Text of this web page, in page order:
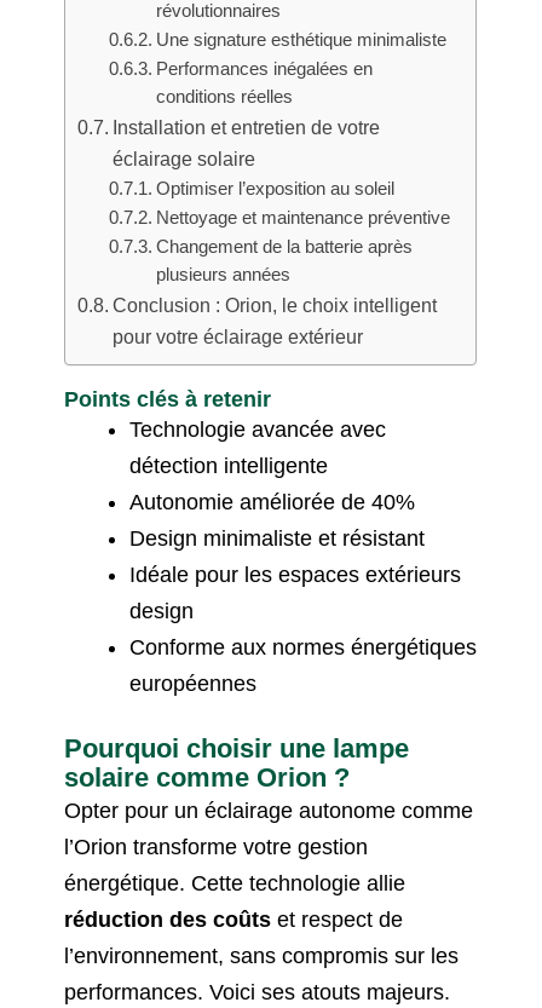
révolutionnaires
Une signature esthétique minimaliste
Performances inégalées en
conditions réelles
Installation et entretien de votre
éclairage solaire
Optimiser l’exposition au soleil
Nettoyage et maintenance préventive
Changement de la batterie après
plusieurs années
Conclusion : Orion, le choix intelligent
pour votre éclairage extérieur
Points clés à retenir
Technologie avancée avec
détection intelligente
Autonomie améliorée de 40%
Design minimaliste et résistant
Idéale pour les espaces extérieurs
design
Conforme aux normes énergétiques
européennes
Pourquoi choisir une lampe
solaire comme Orion ?
Opter pour un éclairage autonome comme
l’Orion transforme votre gestion
énergétique. Cette technologie allie
réduction des coûts et respect de
l’environnement, sans compromis sur les
performances. Voici ses atouts majeurs.